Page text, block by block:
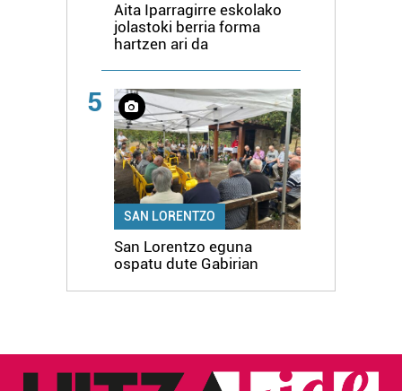
Aita Iparragirre eskolako
jolastoki berria forma
hartzen ari da
5
SAN LORENTZO
San Lorentzo eguna
ospatu dute Gabirian